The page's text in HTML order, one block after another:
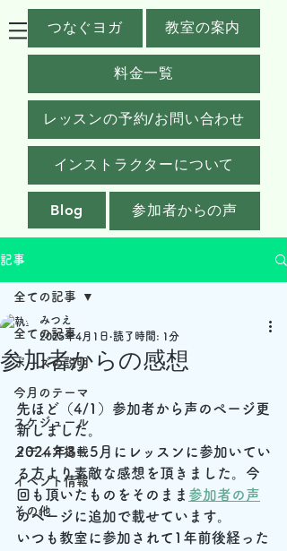
つなぐヨガ 教室の案内
料金一覧
レッスンの予約/お問い合わせ
インストラクターについて
Blog 参加者からの声
記事
全ての記事
ポーズの説明
今月のテーマ
スケジュール
メディア掲載
イベント情報
その他
全ての記事
参加者からの感想
みつえ
2025年4月1日 読了時間: 1分
先ほど（4/1）参加者から声のページ更
新しました。
2024年3～5月にレッスンに参加いてい
る方より素敵な感想を頂きました。今
回も頂いたものをそのまま 参加者の声
のページに追加で載せています。
いつも教室に参加されて1年前後経った